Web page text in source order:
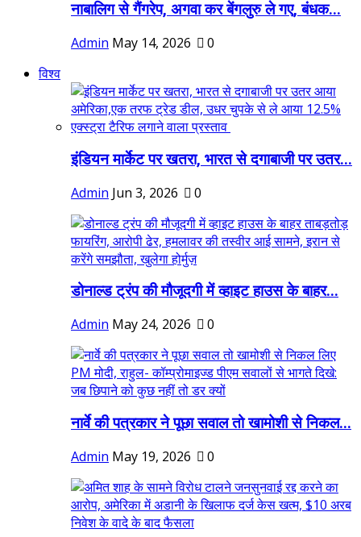
नाबालिग से गैंगरेप, अगवा कर बेंगलुरु ले गए, बंधक...
Admin May 14, 2026
0
विश्व
इंडियन मार्केट पर खतरा, भारत से दगाबाजी पर उतर...
Admin Jun 3, 2026 0
डोनाल्ड ट्रंप की मौजूदगी में व्हाइट हाउस के बाहर...
Admin May 24, 2026 0
नार्वे की पत्रकार ने पूछा सवाल तो खामोशी से निकल...
Admin May 19, 2026 0